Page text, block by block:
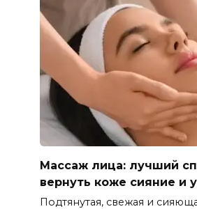
Массаж лица: лучший
вернуть коже сияние и
Подтянутая, свежая и